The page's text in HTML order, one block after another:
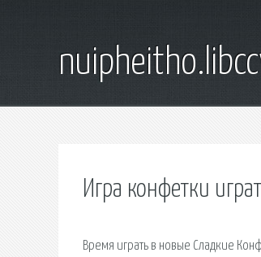
Игра конфетки
Время играть в новые Сладкие